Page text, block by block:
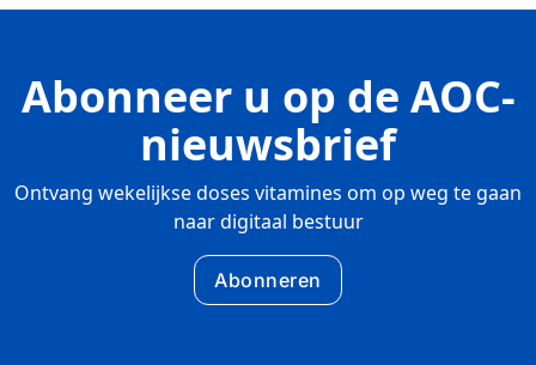
Abonneer u op de AOC-
nieuwsbrief
Ontvang wekelijkse doses vitamines om op weg te gaan
naar digitaal bestuur
Abonneren